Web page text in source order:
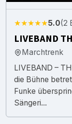
★★★★★5.0(2
LIVEBAND
Marchtrenk
LIVEBAND –
die Bühne
Funke
Sängeri...